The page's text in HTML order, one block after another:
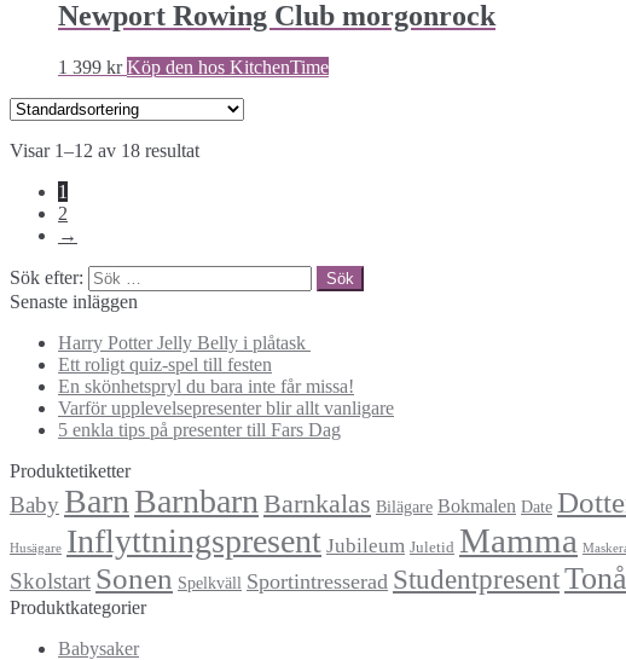
Newport Rowing Club morgonrock
1 399 kr Köp den hos KitchenTime
Visar 1–12 av 18 resultat
1
2
→
Sök efter:
Senaste inläggen
Harry Potter Jelly Belly i plåtask
Ett roligt quiz-spel till festen
En skönhetspryl du bara inte får missa!
Varför upplevelsepresenter blir allt vanligare
5 enkla tips på presenter till Fars Dag
Produktetiketter
Baby Barn Barnbarn Barnkalas Bilägare Bokmalen Date
Husägare Inflyttningspresent Jubileum Juletid Mamma
Skolstart Sonen Spelkväll Sportintresserad Studentpresent
Produktkategorier
Babysaker